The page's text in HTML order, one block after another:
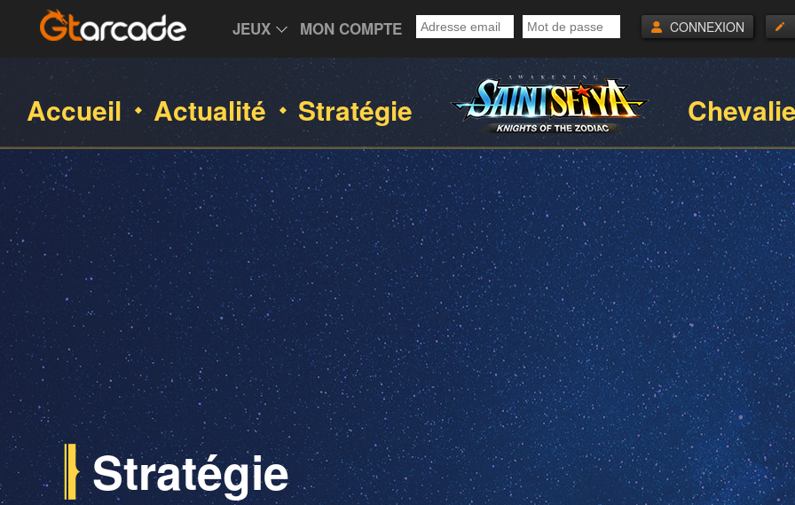
JEUX MON COMPTE CONNEXION
Accueil Actualité Stratégie
Stratégie